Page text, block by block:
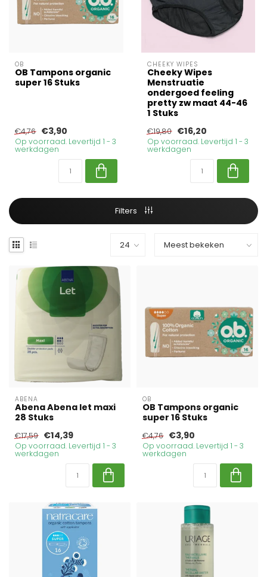
OB
OB Tampons organic
super 16 Stuks
€4,76 €3,90
Op voorraad. Levertijd 1 - 3
werkdagen
CHEEKY WIPES
Cheeky Wipes
Menstruatie
ondergoed feeling
pretty zw maat 44-46
1 Stuks
€19,80 €16,20
Op voorraad. Levertijd 1 - 3
werkdagen
Filters
ABENA
Abena Abena let maxi
28 Stuks
€17,59 €14,39
Op voorraad. Levertijd 1 - 3
werkdagen
OB
OB Tampons organic
super 16 Stuks
€4,76 €3,90
Op voorraad. Levertijd 1 - 3
werkdagen